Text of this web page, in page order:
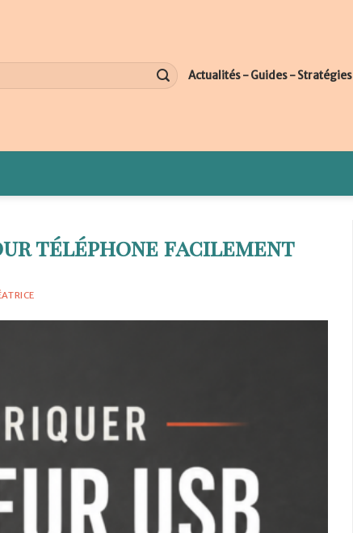
Actualités - Guides - Stratégies
téléphone facilement